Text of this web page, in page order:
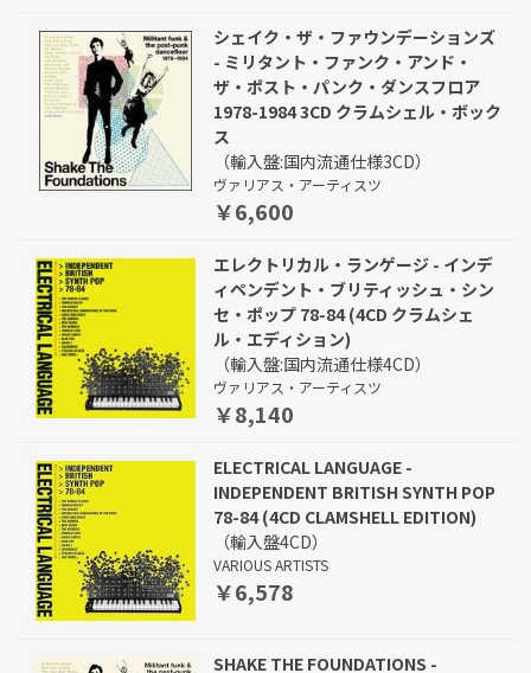
シェイク・ザ・ファウンデーションズ
- ミリタント・ファンク・アンド・
ザ・ポスト・パンク・ダンスフロア
1978-1984 3CD クラムシェル・ボック
ス
（輸入盤:国内流通仕様3CD）
ヴァリアス・アーティスツ
￥6,600
エレクトリカル・ランゲージ - インデ
ィペンデント・ブリティッシュ・シン
セ・ポップ 78-84 (4CD クラムシェ
ル・エディション)
（輸入盤:国内流通仕様4CD）
ヴァリアス・アーティスツ
￥8,140
ELECTRICAL LANGUAGE -
INDEPENDENT BRITISH SYNTH POP
78-84 (4CD CLAMSHELL EDITION)
（輸入盤4CD）
VARIOUS ARTISTS
￥6,578
SHAKE THE FOUNDATIONS -